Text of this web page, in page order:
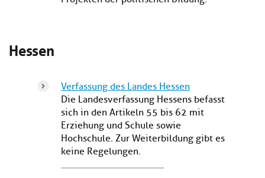
Hessen
Verfassung des Landes Hessen
Die Landesverfassung Hessens befasst
sich in den Artikeln 55 bis 62 mit
Erziehung und Schule sowie
Hochschule. Zur Weiterbildung gibt es
keine Regelungen.